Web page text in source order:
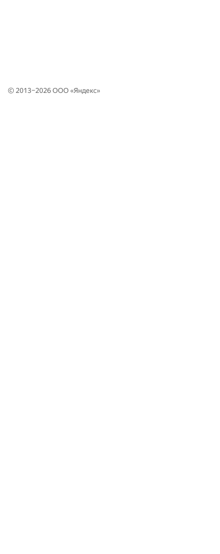
© 2013–2026 ООО «Яндекс»